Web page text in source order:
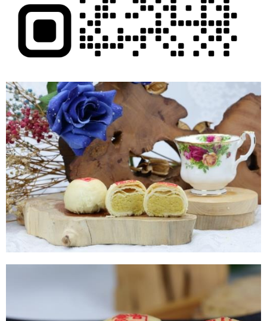
４．使用「AFTEE先享後付」時，將依據個別帳號之用戶狀況，依本公司即
時審查核予不同之上限額度；若仍有額度不足之情形，本公司將視審查結果
請求用戶進行身份認證。
５．嚴禁一人註冊多個帳號或使用他人資訊註冊。若發現惡意使用之情形，
恩沛科技股份有限公司將有權停止該用戶之使用額度並採取法律行動。